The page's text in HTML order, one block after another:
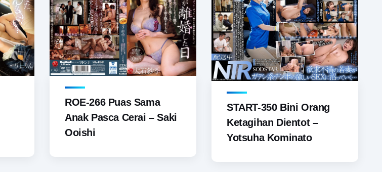
ROE-266 Puas Sama
Anak Pasca Cerai – Saki
Ooishi
START-350 Bini Orang
Ketagihan Dientot –
Yotsuha Kominato